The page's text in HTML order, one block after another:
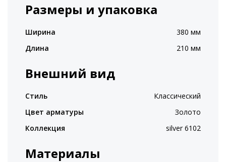
Размеры и упаковка
Ширина
380 мм
Длина
210 мм
Внешний вид
Стиль
Классический
Цвет арматуры
Золото
Коллекция
silver 6102
Материалы